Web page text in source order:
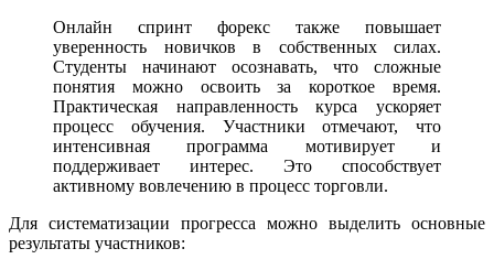
Онлайн спринт форекс также повышает
уверенность новичков в собственных силах.
Студенты начинают осознавать, что сложные
понятия можно освоить за короткое время.
Практическая направленность курса ускоряет
процесс обучения. Участники отмечают, что
интенсивная программа мотивирует и
поддерживает интерес. Это способствует
активному вовлечению в процесс торговли.
Для систематизации прогресса можно выделить основные
результаты участников: